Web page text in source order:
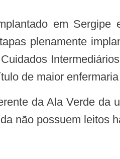
plenamente
de maior
não possuem leitos